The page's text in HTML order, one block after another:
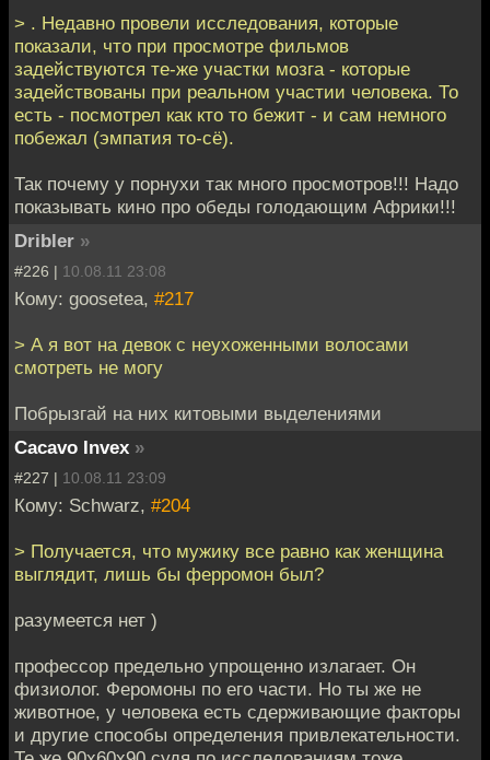
> . Недавно провели исследования, которые
показали, что при просмотре фильмов
задействуются те-же участки мозга - которые
задействованы при реальном участии человека. То
есть - посмотрел как кто то бежит - и сам немного
побежал (эмпатия то-сё).
Так почему у порнухи так много просмотров!!! Надо
показывать кино про обеды голодающим Африки!!!
Dribler »
#226 | 10.08.11 23:08
Кому: goosetea, #217
> А я вот на девок с неухоженными волосами
смотреть не могу
Побрызгай на них китовыми выделениями
Cacavo Invex »
#227 | 10.08.11 23:09
Кому: Schwarz, #204
> Получается, что мужику все равно как женщина
выглядит, лишь бы ферромон был?
разумеется нет )
профессор предельно упрощенно излагает. Он
физиолог. Феромоны по его части. Но ты же не
животное, у человека есть сдерживающие факторы
и другие способы определения привлекательности.